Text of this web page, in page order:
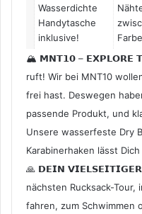
Wasserdichte
Handytasche
inklusive!
🏔 𝗠𝗡𝗧𝟭𝟬 – 𝗘𝗫𝗣𝗟𝗢𝗥𝗘
ruft! Wir bei MNT10
frei hast. Deswegen
passende Produkt, und
Unsere wasserfeste Dry
Karabinerhaken lässt
🙏 𝗗𝗘𝗜𝗡
nächsten Rucksack-Tour,
fahren, zum Schwimmen